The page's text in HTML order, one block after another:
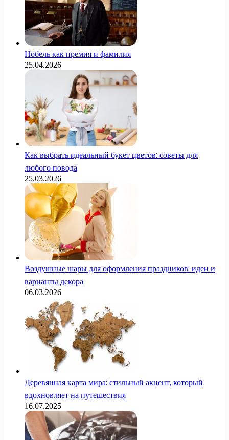
Нобель как премия и фамилия
25.04.2026
Как выбрать идеальный букет цветов: советы для
любого повода
25.03.2026
Воздушные шары для оформления праздников: идеи и
варианты декора
06.03.2026
Деревянная карта мира: стильный акцент, который
вдохновляет на путешествия
16.07.2025